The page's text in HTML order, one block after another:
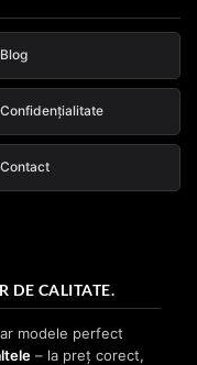
Blog
Confidențialitate
Contact
DE CALITATE.
modele perfect
– la preț corect,